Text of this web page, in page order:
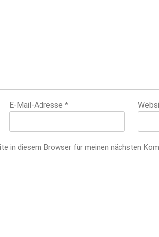
E-Mail-Adresse *
in diesem Browser für meinen nächsten